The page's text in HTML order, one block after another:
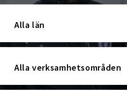
Alla län
Alla verksamhetsområden